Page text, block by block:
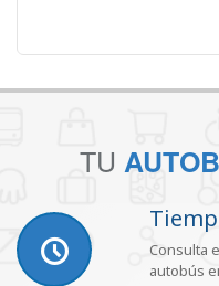
TU
Consulta
autobús